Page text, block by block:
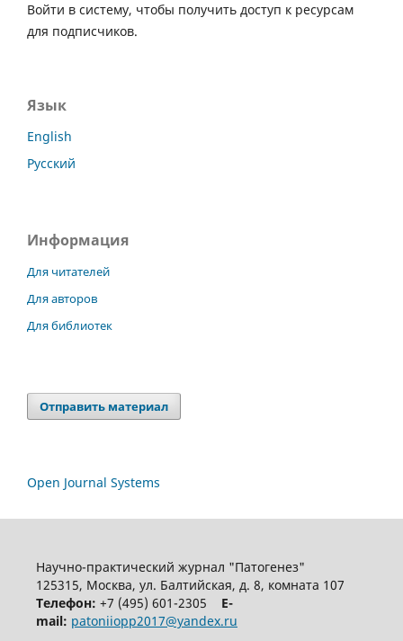
Войти в систему, чтобы получить доступ к ресурсам
для подписчиков.
Язык
English
Русский
Информация
Для читателей
Для авторов
Для библиотек
Отправить материал
Open Journal Systems
Научно-практический журнал "Патогенез"
125315, Москва, ул. Балтийская, д. 8, комната 107
Телефон: +7 (495) 601-2305 E-
mail: patoniiopp2017@yandex.ru